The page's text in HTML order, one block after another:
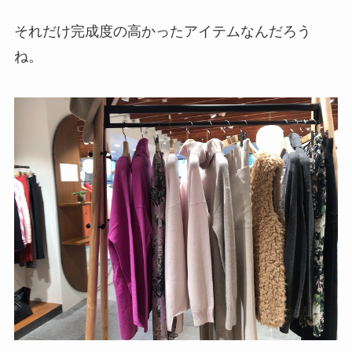
それだけ完成度の高かったアイテムなんだろう
ね。